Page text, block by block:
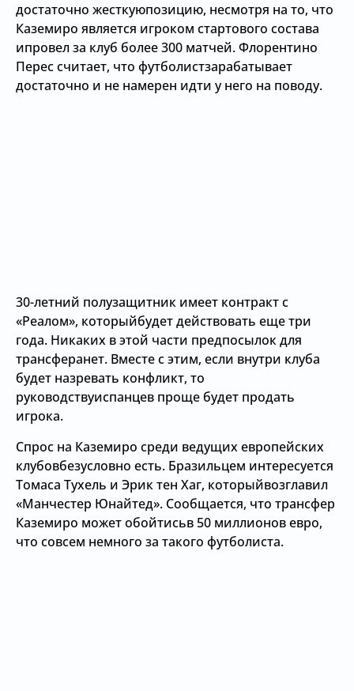
достаточно жесткуюпозицию, несмотря на то, что
Каземиро является игроком стартового состава
ипровел за клуб более 300 матчей. Флорентино
Перес считает, что футболистзарабатывает
достаточно и не намерен идти у него на поводу.
30-летний полузащитник имеет контракт с
«Реалом», которыйбудет действовать еще три
года. Никаких в этой части предпосылок для
трансферанет. Вместе с этим, если внутри клуба
будет назревать конфликт, то
руководствуиспанцев проще будет продать
игрока.
Спрос на Каземиро среди ведущих европейских
клубовбезусловно есть. Бразильцем интересуется
Томаса Тухель и Эрик тен Хаг, которыйвозглавил
«Манчестер Юнайтед». Сообщается, что трансфер
Каземиро может обойтисьв 50 миллионов евро,
что совсем немного за такого футболиста.